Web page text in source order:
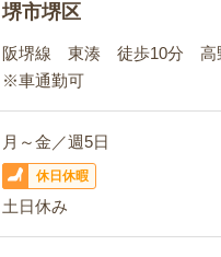
堺市堺区
阪堺線 東湊 徒歩10分
※車通勤可
月～金／週5日
休日休暇
土日休み